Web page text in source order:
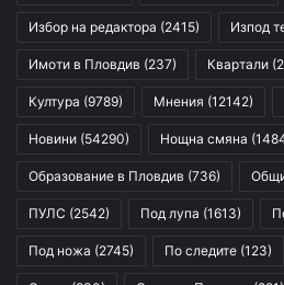
Избор на редактора (2415) Изпод
Имоти в Пловдив (237) Квартали
Култура (9789) Мнения (12142)
Новини (54290) Нощна смяна
Образование в Пловдив (736)
ПУЛС (2542) Под лупа (1613)
Под ножа (2745) По следите (123)